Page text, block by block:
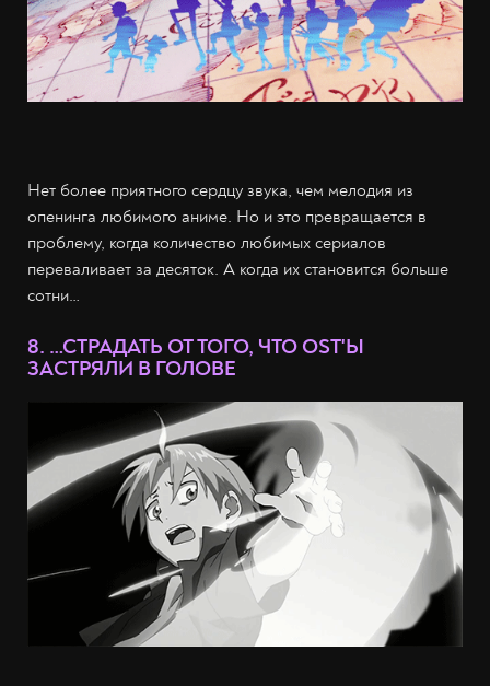
Нет более приятного сердцу звука, чем мелодия из
опенинга любимого аниме. Но и это превращается в
проблему, когда количество любимых сериалов
переваливает за десяток. А когда их становится больше
сотни…
8. …СТРАДАТЬ ОТ ТОГО, ЧТО OST'Ы
ЗАСТРЯЛИ В ГОЛОВЕ